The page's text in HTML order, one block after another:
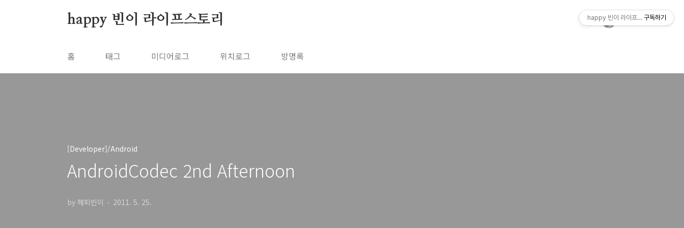
happy 빈이 라이프스토리
홈 태그 미디어로그 위치로그 방명록
[Developer]/Android
AndroidCodec 2nd Afternoon
by 해피빈이 2011. 5. 25.
happy 빈이 라이프스토리구독하기